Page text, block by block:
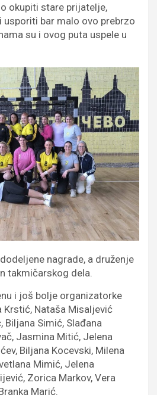
okupiti stare prijatelje,
usporiti bar malo ovo prebrzo
su i ovog puta uspele u
nagrade, a druženje
takmičarskog dela.
i još bolje organizatorke
Krstić, Nataša Misaljević
Biljana Simić, Slađana
Jasmina Mitić, Jelena
Biljana Kocevski, Milena
Mimić, Jelena
Zorica Markov, Vera
Marić.